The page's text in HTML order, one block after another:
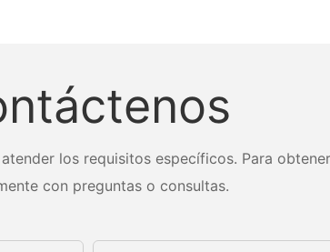
los requisitos específicos. Para
con preguntas o consultas.